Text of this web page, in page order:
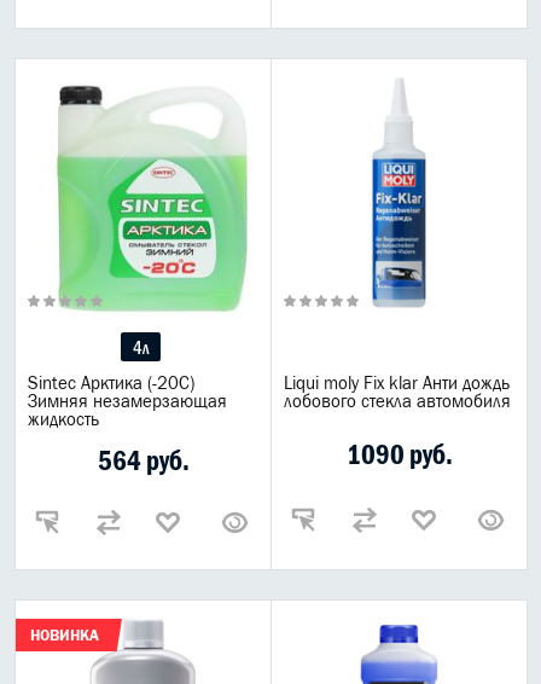
4л
Sintec Арктика (-20С)
Зимняя незамерзающая
жидкость
564 руб.
Liqui moly Fix klar Анти дождь
лобового стекла автомобиля
1090 руб.
НОВИНКА